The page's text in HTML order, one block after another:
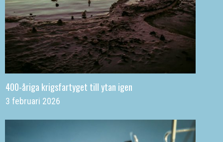
400-åriga krigsfartyget till ytan igen
3 februari 2026